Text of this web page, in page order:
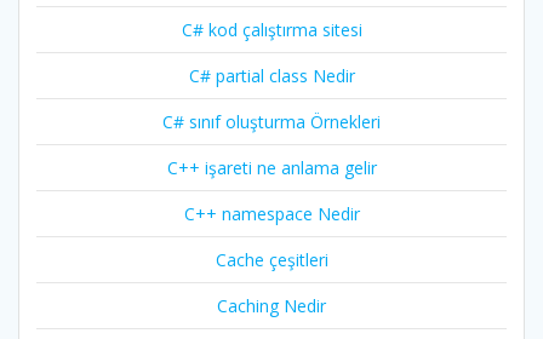
C# kod çalıştırma sitesi
C# partial class Nedir
C# sınıf oluşturma Örnekleri
C++ işareti ne anlama gelir
C++ namespace Nedir
Cache çeşitleri
Caching Nedir